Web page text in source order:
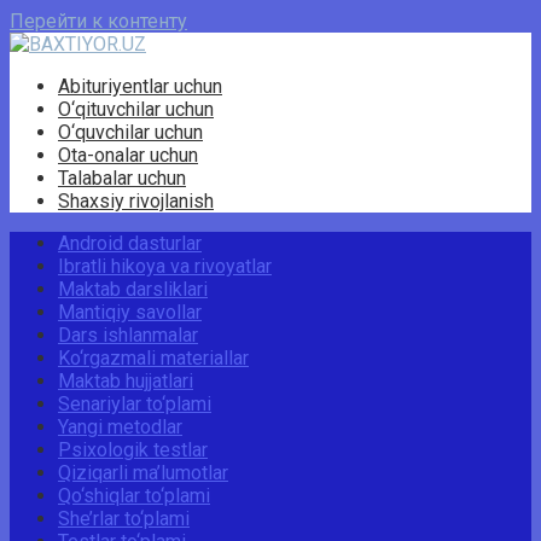
Перейти к контенту
Abituriyentlar uchun
O‘qituvchilar uchun
O‘quvchilar uchun
Ota-onalar uchun
Talabalar uchun
Shaxsiy rivojlanish
Android dasturlar
Ibratli hikoya va rivoyatlar
Maktab darsliklari
Mantiqiy savollar
Dars ishlanmalar
Ko‘rgazmali materiallar
Maktab hujjatlari
Senariylar to‘plami
Yangi metodlar
Psixologik testlar
Qiziqarli ma’lumotlar
Qo‘shiqlar to‘plami
She’rlar to‘plami